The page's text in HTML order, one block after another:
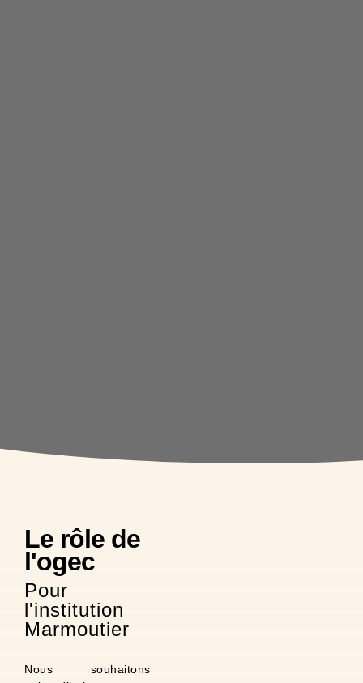
Le rôle de
l'ogec
Pour
l'institution
Marmoutier
Nous souhaitons